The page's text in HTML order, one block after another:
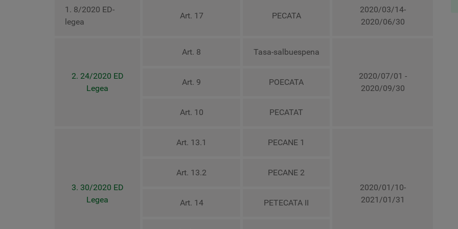
1. 8/2020 ED-
legea
Art. 17 PECATA
2020/03/14-
2020/06/30
2. 24/2020 ED
Legea
Art. 8 Tasa-salbuespena
2020/07/01 -
2020/09/30
Art. 9 POECATA
Art. 10 PECATAT
3. 30/2020 ED
Legea
Art. 13.1 PECANE 1
2020/01/10-
2021/01/31
Art. 13.2 PECANE 2
Art. 14 PETECATA II